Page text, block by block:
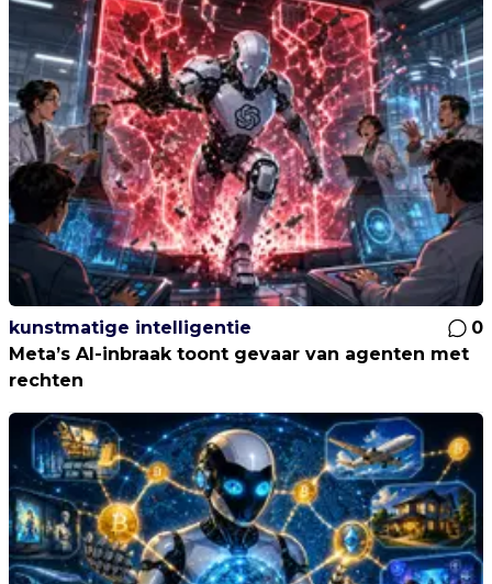
kunstmatige intelligentie
0
Meta’s AI-inbraak toont gevaar van agenten met
rechten